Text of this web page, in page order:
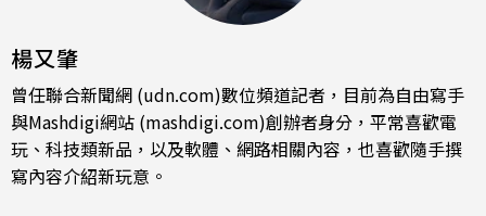
楊又肇
曾任聯合新聞網 (udn.com)數位頻道記者，目前為自由寫手
與Mashdigi網站 (mashdigi.com)創辦者身分，平常喜歡電
玩、科技類新品，以及軟體、網路相關內容，也喜歡隨手撰
寫內容介紹新玩意。